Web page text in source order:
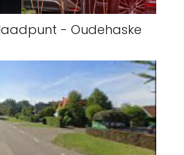
- Oudehaske